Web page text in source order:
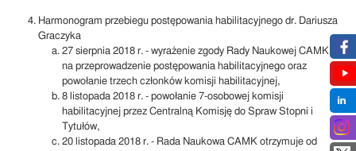
Harmonogram przebiegu postępowania habilitacyjnego dr. Dariusza
Graczyka
27 sierpnia 2018 r. - wyrażenie zgody Rady Naukowej CAMK
na przeprowadzenie postępowania habilitacyjnego oraz
powołanie trzech członków komisji habilitacyjnej,
8 listopada 2018 r. - powołanie 7-osobowej komisji
habilitacyjnej przez Centralną Komisję do Spraw Stopni i
Tytułów,
20 listopada 2018 r. - Rada Naukowa CAMK otrzymuje od